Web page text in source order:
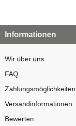
Informationen
Wir über uns
FAQ
Zahlungsmöglichkeiten
Versandinformationen
Bewerten